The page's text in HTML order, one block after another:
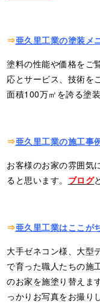
⇒亜久里工業の塗装メ
塗料の性能や価格をご
応とサービス、技術を
面積100万㎡を誇る塗
⇒亜久里工業の施工事
お客様のお家の雰囲気
ると思います。 ブログ
⇒亜久里工業はここが
大手ゼネコン様、大型
で育った職人たちの施
のお家を施塗り替えま
っかりお写真をお撮り